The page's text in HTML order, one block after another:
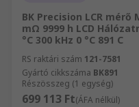
BK Precision LCR mérő
mΩ 9999 h LCD
°C 300 kHz 0 °C 891 C
RS raktári szám 121-7581
Gyártó cikkszáma BK891
Részösszeg (1 egység)
699 113 Ft(ÁFA nélkül)